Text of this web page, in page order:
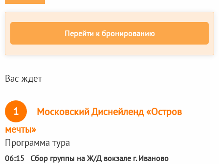
Перейти к бронированию
Вас ждет
1
Московский Диснейленд «Остров
мечты»
Программа тура
06:15 Сбор группы на Ж/Д вокзале г. Иваново